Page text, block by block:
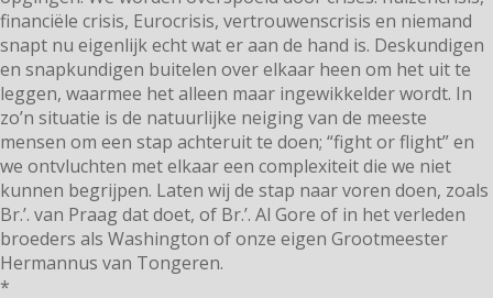
financiële crisis, Eurocrisis, vertrouwenscrisis en niemand
snapt nu eigenlijk echt wat er aan de hand is. Deskundigen
en snapkundigen buitelen over elkaar heen om het uit te
leggen, waarmee het alleen maar ingewikkelder wordt. In
zo’n situatie is de natuurlijke neiging van de meeste
mensen om een stap achteruit te doen; “fight or flight” en
we ontvluchten met elkaar een complexiteit die we niet
kunnen begrijpen. Laten wij de stap naar voren doen, zoals
Br.’. van Praag dat doet, of Br.’. Al Gore of in het verleden
broeders als Washington of onze eigen Grootmeester
Hermannus van Tongeren.
*